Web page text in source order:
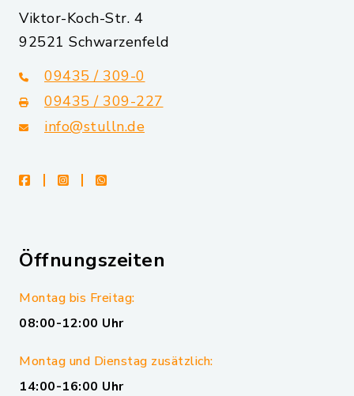
Viktor-Koch-Str. 4
92521 Schwarzenfeld
09435 / 309-0
09435 / 309-227
info@stulln.de
facebookinstagramwhatsapp
Öffnungszeiten
Montag bis Freitag:
08:00-12:00 Uhr
Montag und Dienstag zusätzlich:
14:00-16:00 Uhr